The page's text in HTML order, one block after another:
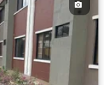
Gimnasio
Wifi